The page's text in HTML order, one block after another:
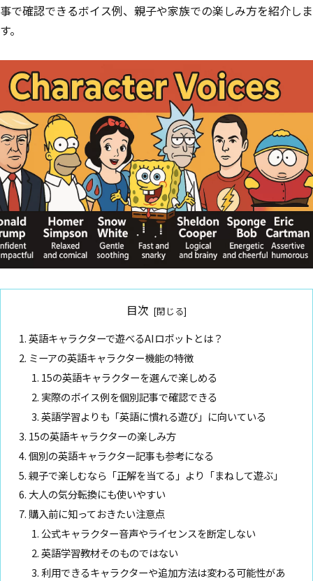
事で確認できるボイス例、親子や家族での楽しみ方を紹介しま
す。
目次
英語キャラクターで遊べるAIロボットとは？
ミーアの英語キャラクター機能の特徴
15の英語キャラクターを選んで楽しめる
実際のボイス例を個別記事で確認できる
英語学習よりも「英語に慣れる遊び」に向いている
15の英語キャラクターの楽しみ方
個別の英語キャラクター記事も参考になる
親子で楽しむなら「正解を当てる」より「まねして遊ぶ」
大人の気分転換にも使いやすい
購入前に知っておきたい注意点
公式キャラクター音声やライセンスを断定しない
英語学習教材そのものではない
利用できるキャラクターや追加方法は変わる可能性があ